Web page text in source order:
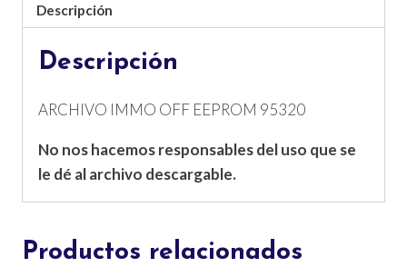
Descripción
Descripción
ARCHIVO IMMO OFF EEPROM 95320
No nos hacemos responsables del uso que se
le dé al archivo descargable.
Productos relacionados